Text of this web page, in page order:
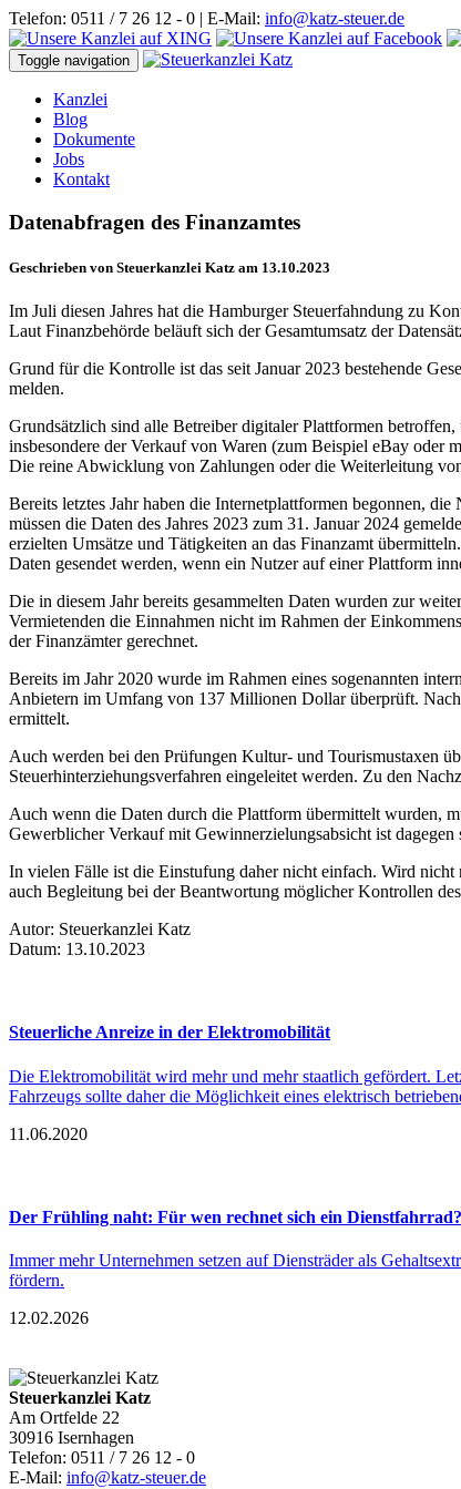
Telefon: 0511 / 7 26 12 - 0 | E-Mail: info@katz-steuer.de
Toggle navigation
Kanzlei
Blog
Dokumente
Jobs
Kontakt
Datenabfragen des Finanzamtes
Geschrieben von Steuerkanzlei Katz am 13.10.2023
Im Juli diesen Jahres hat die Hamburger Steuerfahndung zu
Laut Finanzbehörde beläuft sich der Gesamtumsatz der
Grund für die Kontrolle ist das seit Januar 2023 bestehende
melden.
Grundsätzlich sind alle Betreiber digitaler Plattformen
insbesondere der Verkauf von Waren (zum Beispiel eBay
Die reine Abwicklung von Zahlungen oder die Weiterleitung
Bereits letztes Jahr haben die Internetplattformen begonnen,
müssen die Daten des Jahres 2023 zum 31. Januar 2024
erzielten Umsätze und Tätigkeiten an das Finanzamt
Daten gesendet werden, wenn ein Nutzer auf einer Plattform
Die in diesem Jahr bereits gesammelten Daten wurden zur
Vermietenden die Einnahmen nicht im Rahmen der
der Finanzämter gerechnet.
Bereits im Jahr 2020 wurde im Rahmen eines sogenannten
Anbietern im Umfang von 137 Millionen Dollar überprüft.
ermittelt.
Auch werden bei den Prüfungen Kultur- und Tourismustaxen
Steuerhinterziehungsverfahren eingeleitet werden. Zu den
Auch wenn die Daten durch die Plattform übermittelt wurden,
Gewerblicher Verkauf mit Gewinnerzielungsabsicht ist dagegen
In vielen Fälle ist die Einstufung daher nicht einfach. Wird
auch Begleitung bei der Beantwortung möglicher Kontrollen
Autor: Steuerkanzlei Katz
Datum: 13.10.2023
Steuerliche Anreize in der Elektromobilität
Die Elektromobilität wird mehr und mehr staatlich gefördert.
Fahrzeugs sollte daher die Möglichkeit eines elektrisch
11.06.2020
Der Frühling naht: Für wen rechnet sich ein Dienstfahrrad?
Immer mehr Unternehmen setzen auf Diensträder als
fördern.
12.02.2026
Steuerkanzlei Katz
Am Ortfelde 22
30916 Isernhagen
Telefon: 0511 / 7 26 12 - 0
E-Mail: info@katz-steuer.de